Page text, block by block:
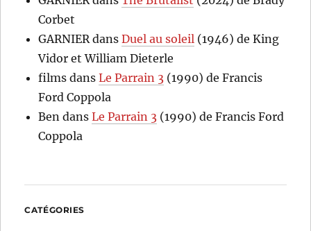
Corbet
GARNIER dansDuel au soleil (1946) de King
Vidor et William Dieterle
films dansLe Parrain 3 (1990) de Francis
Ford Coppola
Ben dansLe Parrain 3 (1990) de Francis Ford
Coppola
CATÉGORIES